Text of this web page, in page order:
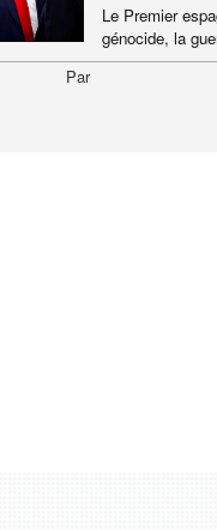
Le Premier
génocide, la
Par